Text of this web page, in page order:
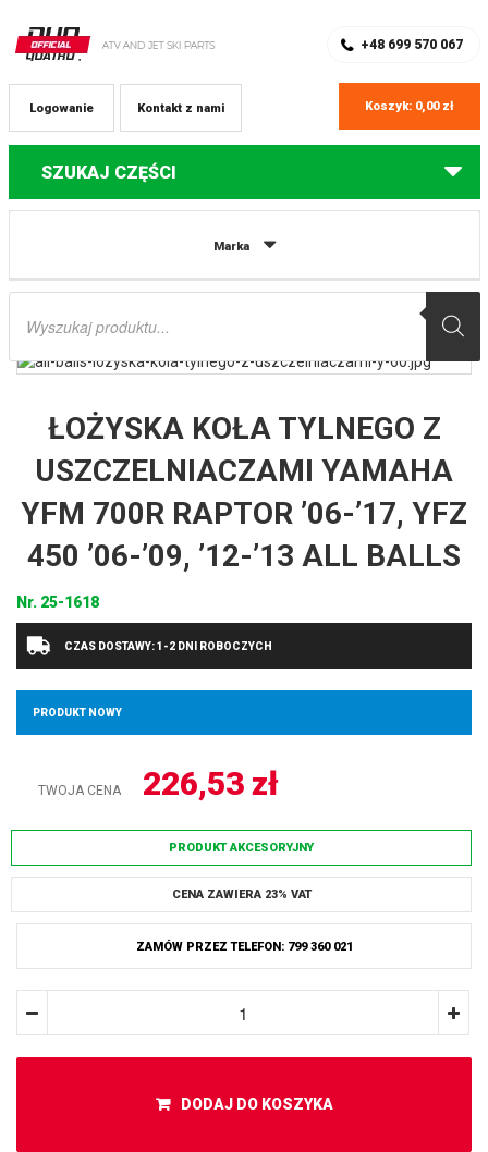
+48 699 570 067
Kontakt z nami
Logowanie Koszyk: 0,00 zł
SZUKAJ CZĘŚCI
Marka
Wyszukiwarka
Części do quadów Yamaha
’12-’13 ALL BALLS
ŁOŻYSKA KOŁA TYLNEGO Z
USZCZELNIACZAMI YAMAHA
YFM 700R RAPTOR ’06-’17, YFZ
450 ’06-’09, ’12-’13 ALL BALLS
Nr. 25-1618
CZAS DOSTAWY: 1-2 DNI ROBOCZYCH
PRODUKT NOWY
TWOJA CENA 226,53 zł
PRODUKT AKCESORYJNY
CENA ZAWIERA 23% VAT
ZAMÓW PRZEZ TELEFON: 799 360 021
DODAJ DO KOSZYKA